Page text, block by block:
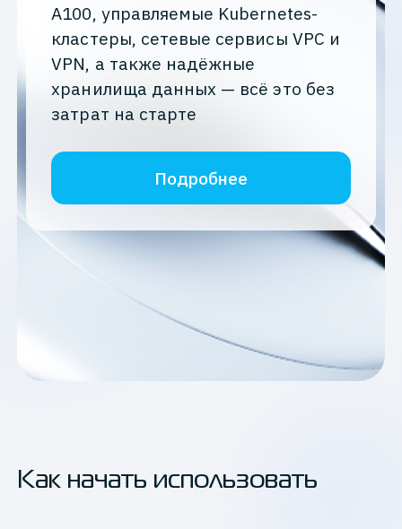
A100, управляемые Kubernetes-
кластеры, сетевые сервисы VPC и
VPN, а также надёжные
хранилища данных — всё это без
затрат на старте
Подробнее
Как начать использовать